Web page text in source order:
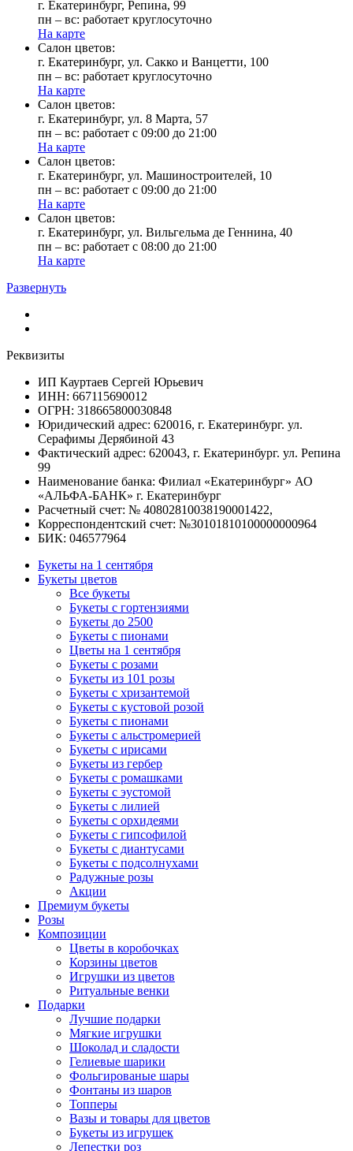
г. Екатеринбург, Репина, 99
пн – вс: работает круглосуточно
На карте
Cалон цветов:
г. Екатеринбург, ул. Сакко и Ванцетти, 100
пн – вс: работает круглосуточно
На карте
Cалон цветов:
г. Екатеринбург, ул. 8 Марта, 57
пн – вс: работает с 09:00 до 21:00
На карте
Cалон цветов:
г. Екатеринбург, ул. Машиностроителей, 10
пн – вс: работает с 09:00 до 21:00
На карте
Cалон цветов:
г. Екатеринбург, ул. Вильгельма де Геннина, 40
пн – вс: работает с 08:00 до 21:00
На карте
Развернуть
Реквизиты
ИП Кауртаев Сергей Юрьевич
ИНН: 667115690012
ОГРН: 318665800030848
Юридический адрес: 620016, г. Екатеринбург. ул.
Серафимы Дерябиной 43
Фактический адрес: 620043, г. Екатеринбург. ул. Репина
99
Наименование банка: Филиал «Екатеринбург» АО
«АЛЬФА-БАНК» г. Екатеринбург
Расчетный счет: № 40802810038190001422,
Корреспондентский счет: №30101810100000000964
БИК: 046577964
Букеты на 1 сентября
Букеты цветов
Все букеты
Букеты с гортензиями
Букеты до 2500
Букеты с пионами
Цветы на 1 сентября
Букеты с розами
Букеты из 101 розы
Букеты с хризантемой
Букеты с кустовой розой
Букеты с пионами
Букеты с альстромерией
Букеты с ирисами
Букеты из гербер
Букеты с ромашками
Букеты с эустомой
Букеты с лилией
Букеты с орхидеями
Букеты с гипсофилой
Букеты с диантусами
Букеты с подсолнухами
Радужные розы
Акции
Премиум букеты
Розы
Композиции
Цветы в коробочках
Корзины цветов
Игрушки из цветов
Ритуальные венки
Подарки
Лучшие подарки
Мягкие игрушки
Шоколад и сладости
Гелиевые шарики
Фольгированые шары
Фонтаны из шаров
Топперы
Вазы и товары для цветов
Букеты из игрушек
Лепестки роз